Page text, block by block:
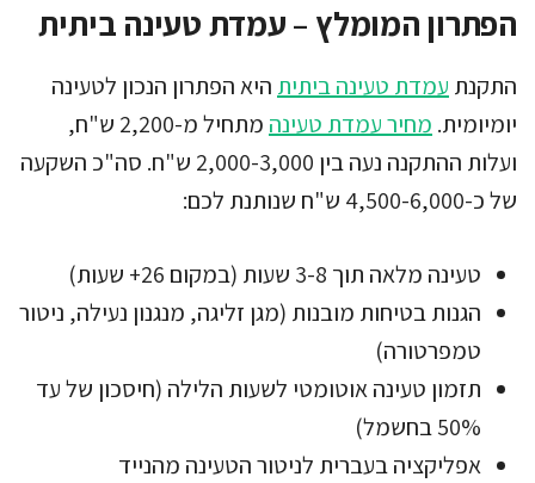
הפתרון המומלץ – עמדת טעינה ביתית
התקנת עמדת טעינה ביתית היא הפתרון הנכון לטעינה
יומיומית. מחיר עמדת טעינה
מתחיל מ-2,200 ש"ח,
ועלות ההתקנה נעה בין 2,000-3,000 ש"ח. סה"כ השקעה
של כ-4,500-6,000 ש"ח שנותנת לכם:
טעינה מלאה תוך 3-8 שעות (במקום 26+ שעות)
הגנות בטיחות מובנות (מגן זליגה, מנגנון נעילה, ניטור
טמפרטורה)
תזמון טעינה אוטומטי לשעות הלילה (חיסכון של עד
50% בחשמל)
אפליקציה בעברית לניטור הטעינה מהנייד